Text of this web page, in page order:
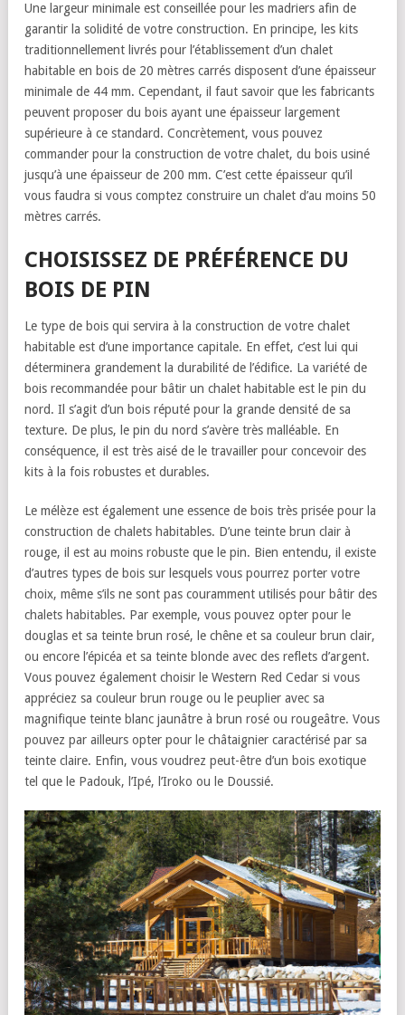
Une largeur minimale est conseillée pour les madriers afin de
garantir la solidité de votre construction. En principe, les kits
traditionnellement livrés pour l’établissement d’un chalet
habitable en bois de 20 mètres carrés disposent d’une épaisseur
minimale de 44 mm. Cependant, il faut savoir que les fabricants
peuvent proposer du bois ayant une épaisseur largement
supérieure à ce standard. Concrètement, vous pouvez
commander pour la construction de votre chalet, du bois usiné
jusqu’à une épaisseur de 200 mm. C’est cette épaisseur qu’il
vous faudra si vous comptez construire un chalet d’au moins 50
mètres carrés.
CHOISISSEZ DE PRÉFÉRENCE DU
BOIS DE PIN
Le type de bois qui servira à la construction de votre chalet
habitable est d’une importance capitale. En effet, c’est lui qui
déterminera grandement la durabilité de l’édifice. La variété de
bois recommandée pour bâtir un chalet habitable est le pin du
nord. Il s’agit d’un bois réputé pour la grande densité de sa
texture. De plus, le pin du nord s’avère très malléable. En
conséquence, il est très aisé de le travailler pour concevoir des
kits à la fois robustes et durables.
Le mélèze est également une essence de bois très prisée pour la
construction de chalets habitables. D’une teinte brun clair à
rouge, il est au moins robuste que le pin. Bien entendu, il existe
d’autres types de bois sur lesquels vous pourrez porter votre
choix, même s’ils ne sont pas couramment utilisés pour bâtir des
chalets habitables. Par exemple, vous pouvez opter pour le
douglas et sa teinte brun rosé, le chêne et sa couleur brun clair,
ou encore l’épicéa et sa teinte blonde avec des reflets d’argent.
Vous pouvez également choisir le Western Red Cedar si vous
appréciez sa couleur brun rouge ou le peuplier avec sa
magnifique teinte blanc jaunâtre à brun rosé ou rougeâtre. Vous
pouvez par ailleurs opter pour le châtaignier caractérisé par sa
teinte claire. Enfin, vous voudrez peut-être d’un bois exotique
tel que le Padouk, l’Ipé, l’Iroko ou le Doussié.